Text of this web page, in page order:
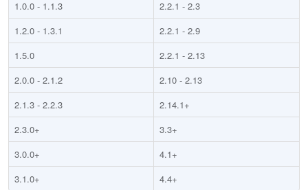
1.0.0 - 1.1.3
2.2.1 - 2.3
1.2.0 - 1.3.1
2.2.1 - 2.9
1.5.0
2.2.1 - 2.13
2.0.0 - 2.1.2
2.10 - 2.13
2.1.3 - 2.2.3
2.14.1+
2.3.0+
3.3+
3.0.0+
4.1+
3.1.0+
4.4+